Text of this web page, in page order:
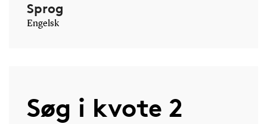
Sprog
Engelsk
Søg i kvote 2